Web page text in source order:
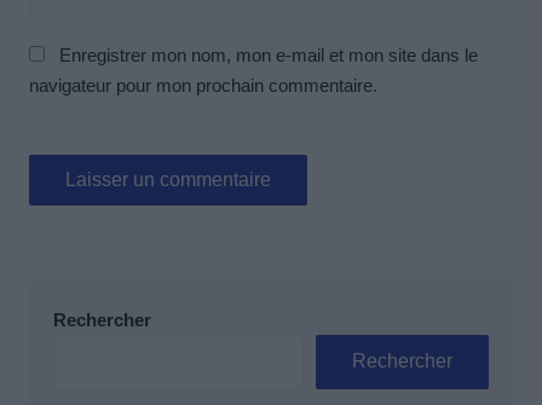
Enregistrer mon nom, mon e-mail et mon site dans le
navigateur pour mon prochain commentaire.
Rechercher
Rechercher